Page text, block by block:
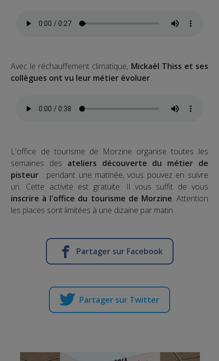
Avec le réchauffement climatique, Mickaël Thiss et ses
collègues ont vu leur métier évoluer.
L'office de tourisme de Morzine organise toutes les
semaines des ateliers découverte du métier de
pisteur : pendant une matinée, vous pouvez en suivre
un. Cette activité est gratuite. Il vous suffit de vous
inscrire à l'office du tourisme de Morzine. Attention
les places sont limitées à une dizaine par matin.
Partager sur Facebook
Partager sur Twitter